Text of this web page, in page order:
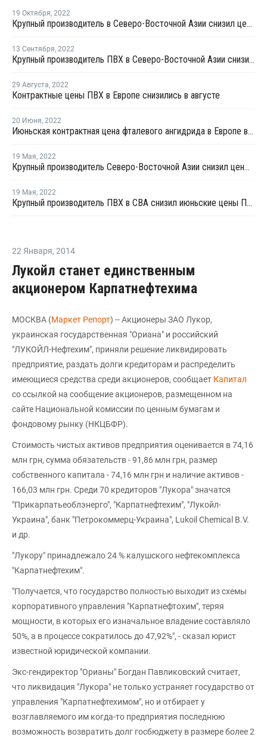
19 Октября, 2022
Крупный производитель в Северо-Восточной Азии снизил цены ПВХ для поставок в Китай
13 Сентября, 2022
Крупный производитель ПВХ в Северо-Восточной Азии снизил октябрьские цены для поставок в Китай и Юго-Восточную Азию
29 Августа, 2022
Контрактные цены ПВХ в Европе снизились в августе
20 Июня, 2022
Июньская контрактная цена фталевого ангидрида в Европе выросла на EUR260 за тонну
19 Мая, 2022
Крупный производитель Северо-Восточной Азии снизил цены ПВХ для поставок в Китай
19 Мая, 2022
Крупный производитель ПВХ в СВА снизил июньские цены ПВХ для поставок в Индию
22 Января, 2014
Лукойл станет единственным
акционером Карпатнефтехима
МОСКВА (Маркет Репорт) -- Акционеры ЗАО Лукор,
украинская государственная "Ориана" и российский
"ЛУКОЙЛ-Нефтехим", приняли решение ликвидировать
предприятие, раздать долги кредиторам и распределить
имеющиеся средства среди акционеров, сообщает Капитал
со ссылкой на сообщение акционеров, размещенном на
сайте Национальной комиссии по ценным бумагам и
фондовому рынку (НКЦБФР).
Стоимость чистых активов предприятия оценивается в 74,16
млн грн, сумма обязательств - 91,86 млн грн, размер
собственного капитала - 74,16 млн грн и наличие активов -
166,03 млн грн. Среди 70 кредиторов "Лукора" значатся
"Прикарпатьеоблэнерго", "Карпатнефтехим", "Лукойл-
Украина", банк "Петрокоммерц-Украина", Lukoil Chemical B.V.
и др.
"Лукору" принадлежало 24 % калушского нефтекомплекса
"Карпатнефтехим".
"Получается, что государство полностью выходит из схемы
корпоративного управления "Карпатнефтохим", теряя
мощности, в которых его изначальное владение составляло
50%, а в процессе сократилось до 47,92%", - сказал юрист
известной юридической компании.
Экс-гендиректор "Орианы" Богдан Павликовский считает,
что ликвидация "Лукора" не только устраняет государство от
управления "Кар­пат­нефтехимом", но и отбирает у
возглавляемого им когда-то предприятия последнюю
возможность возвратить долг госбюджету в размере более 2